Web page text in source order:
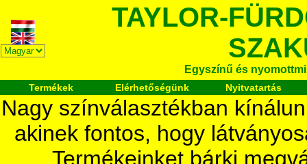
TAYLOR-
Egyszínű és
Termékek Elérhetőségünk Nyitvatartás
Nagy színválasztékban
akinek fontos, hogy
Termékeinket bárki